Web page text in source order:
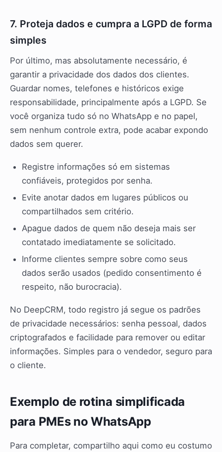
7. Proteja dados e cumpra a LGPD de forma
simples
Por último, mas absolutamente necessário, é
garantir a privacidade dos dados dos clientes.
Guardar nomes, telefones e históricos exige
responsabilidade, principalmente após a LGPD. Se
você organiza tudo só no WhatsApp e no papel,
sem nenhum controle extra, pode acabar expondo
dados sem querer.
Registre informações só em sistemas
confiáveis, protegidos por senha.
Evite anotar dados em lugares públicos ou
compartilhados sem critério.
Apague dados de quem não deseja mais ser
contatado imediatamente se solicitado.
Informe clientes sempre sobre como seus
dados serão usados (pedido consentimento é
respeito, não burocracia).
No DeepCRM, todo registro já segue os padrões
de privacidade necessários: senha pessoal, dados
criptografados e facilidade para remover ou editar
informações. Simples para o vendedor, seguro para
o cliente.
Exemplo de rotina simplificada
para PMEs no WhatsApp
Para completar, compartilho aqui como eu costumo